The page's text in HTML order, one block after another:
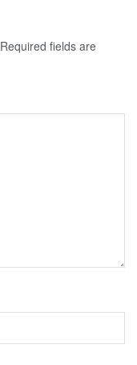
Required fields are